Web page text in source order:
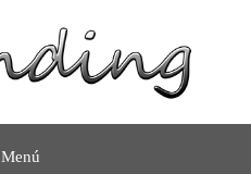
Menú